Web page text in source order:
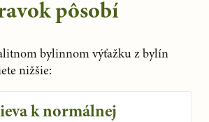
pôsobí
bylinnom výťažku z bylín
nižšie:
k normálnej